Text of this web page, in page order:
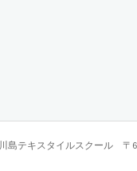
川島テキスタイルスクール 〒